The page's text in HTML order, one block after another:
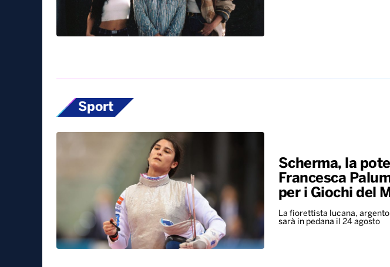
Sport
Scherma, la
Francesca
per i Giochi del
La fiorettista lucana,
sarà in pedana il 24 agosto